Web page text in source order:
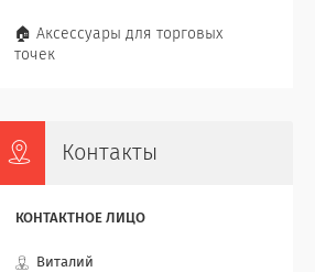
🏠 Аксессуары для торговых
точек
Контакты
Виталий